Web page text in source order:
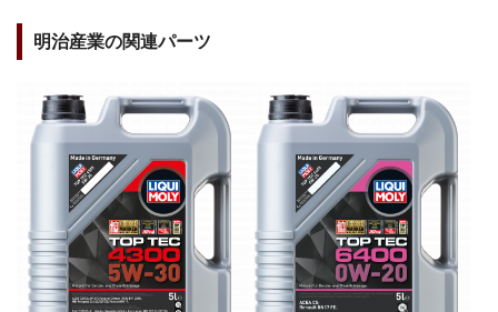
明治産業の関連パーツ